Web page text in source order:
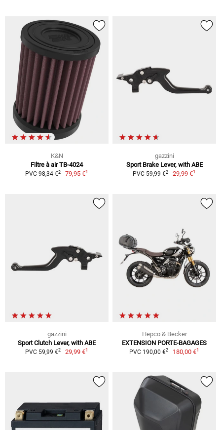
K&N
Filtre à air TB-4024
PVC 98,34 €2 79,95 €1
gazzini
Sport Brake Lever, with ABE
PVC 59,99 €2 29,99 €1
gazzini
Sport Clutch Lever, with ABE
PVC 59,99 €2 29,99 €1
Hepco & Becker
EXTENSION PORTE-BAGAGES
PVC 190,00 €2 180,00 €1